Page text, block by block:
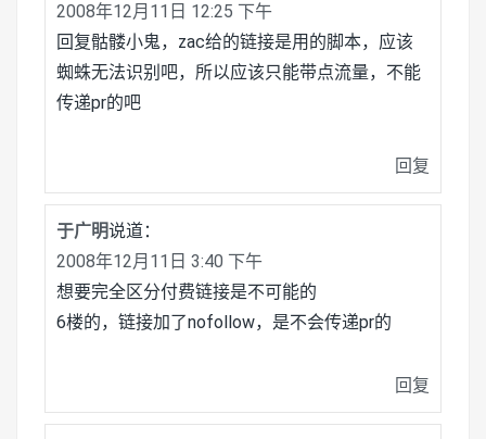
2008年12月11日 12:25 下午
回复骷髅小鬼，zac给的链接是用的脚本，应该
蜘蛛无法识别吧，所以应该只能带点流量，不能
传递pr的吧
回复
于广明说道：
2008年12月11日 3:40 下午
想要完全区分付费链接是不可能的
6楼的，链接加了nofollow，是不会传递pr的
回复